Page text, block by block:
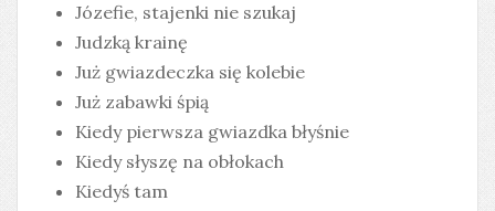
Józefie, stajenki nie szukaj
Judzką krainę
Już gwiazdeczka się kolebie
Już zabawki śpią
Kiedy pierwsza gwiazdka błyśnie
Kiedy słyszę na obłokach
Kiedyś tam